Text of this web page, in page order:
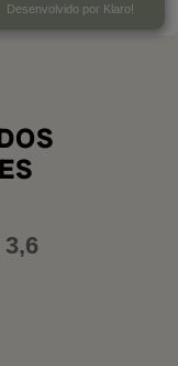
3,6
Desenvolvido por Klaro!